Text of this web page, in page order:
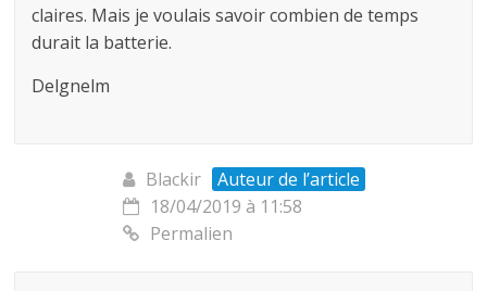
claires. Mais je voulais savoir combien de temps
durait la batterie.
Delgnelm
Blackir
Auteur de l’article
18/04/2019 à 11:58
Permalien